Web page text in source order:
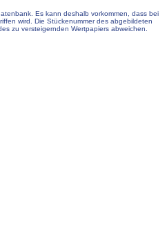
Es kann deshalb vorkommen, dass bei
wird. Die Stückenummer des abgebildeten
zu versteigernden Wertpapiers abweichen.